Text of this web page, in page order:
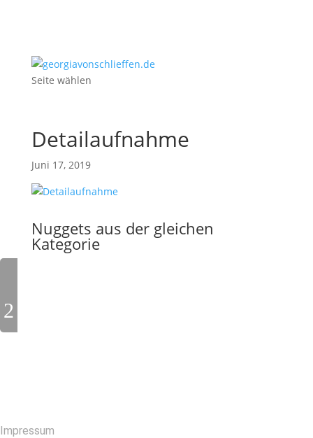
Seite wählen
Detailaufnahme
Juni 17, 2019
Nuggets aus der gleichen
Kategorie
Impressum